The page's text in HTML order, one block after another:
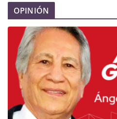
OPINIÓN